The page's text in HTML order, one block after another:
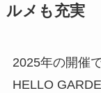
ルメも充実
2025年の開催
HELLO